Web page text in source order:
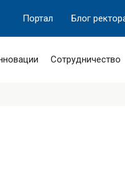
Блог
Портал
Сотрудничество